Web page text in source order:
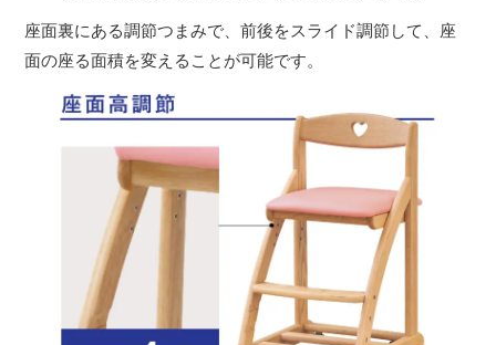
座面裏にある調節つまみで、前後をスライド調節して、座
面の座る面積を変えることが可能です。